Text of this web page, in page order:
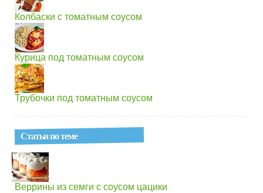
Колбаски с томатным соусом
Курица под томатным соусом
Трубочки под томатным соусом
Статьи по теме
Веррины из семги с соусом цацики